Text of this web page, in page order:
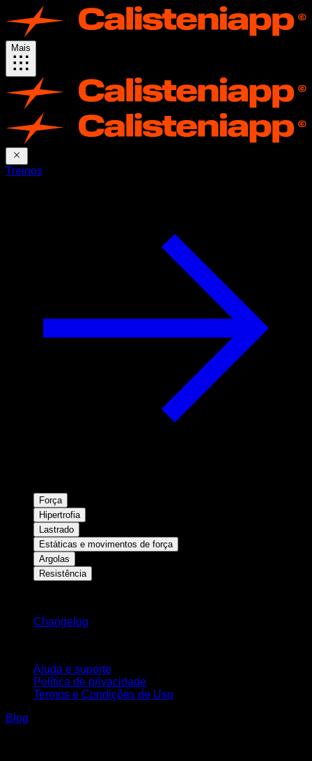
Mais
Treinos
Força
Hipertrofia
Lastrado
Estáticas e movimentos de força
Argolas
Resistência
Changelog
Ajuda e suporte
Política de privacidade
Termos e Condições de Uso
Blog